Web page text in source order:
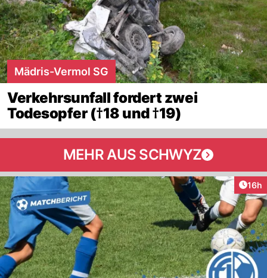
Mädris-Vermol SG
Verkehrsunfall fordert zwei
Todesopfer (†18 und †19)
MEHR AUS SCHWYZ
16h